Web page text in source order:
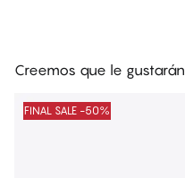
Creemos que le gustarán
FINAL SALE -50%